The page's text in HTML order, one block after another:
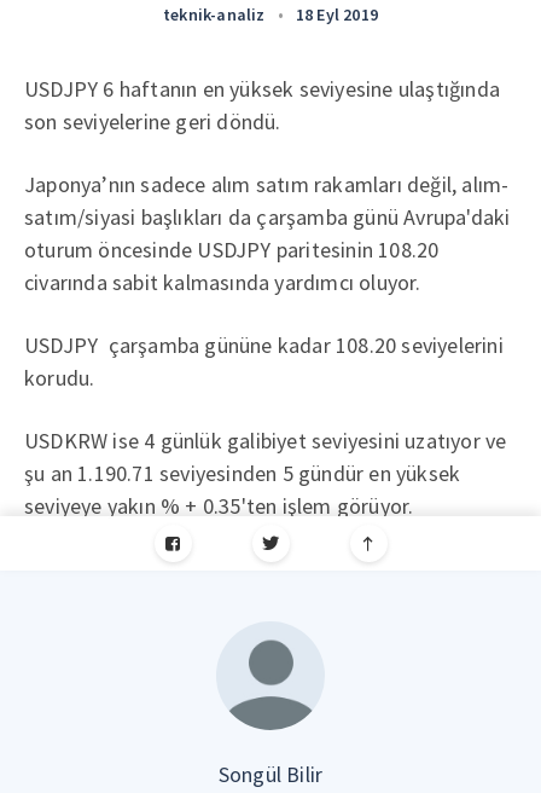
teknik-analiz • 18 Eyl 2019
USDJPY 6 haftanın en yüksek seviyesine ulaştığında
son seviyelerine geri döndü.
Japonya’nın sadece alım satım rakamları değil, alım-
satım/siyasi başlıkları da çarşamba günü Avrupa'daki
oturum öncesinde USDJPY paritesinin 108.20
civarında sabit kalmasında yardımcı oluyor.
USDJPY çarşamba gününe kadar 108.20 seviyelerini
korudu.
USDKRW ise 4 günlük galibiyet seviyesini uzatıyor ve
şu an 1.190.71 seviyesinden 5 gündür en yüksek
seviyeye yakın % + 0.35'ten işlem görüyor.
Songül Bilir